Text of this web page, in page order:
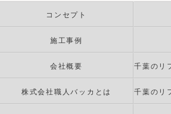
コンセプト
施工事例
会社概要
株式会社職人バッカとは